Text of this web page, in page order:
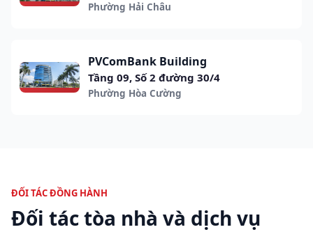
Phường Hải Châu
PVComBank Building
Tầng 09, Số 2 đường 30/4
Phường Hòa Cường
ĐỐI TÁC ĐỒNG HÀNH
Đối tác tòa nhà và dịch vụ